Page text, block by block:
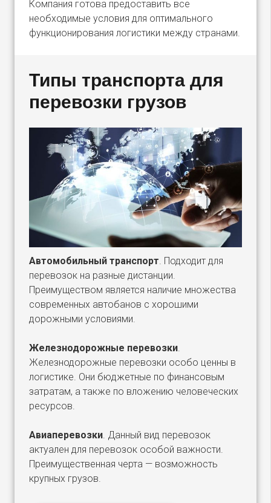
Компания готова предоставить все
необходимые условия для оптимального
функционирования логистики между странами.
Типы транспорта для
перевозки грузов
Автомобильный транспорт. Подходит для
перевозок на разные дистанции.
Преимуществом является наличие множества
современных автобанов с хорошими
дорожными условиями.
Железнодорожные перевозки.
Железнодорожные перевозки особо ценны в
логистике. Они бюджетные по финансовым
затратам, а также по вложению человеческих
ресурсов.
Авиаперевозки. Данный вид перевозок
актуален для перевозок особой важности.
Преимущественная черта — возможность
крупных грузов.